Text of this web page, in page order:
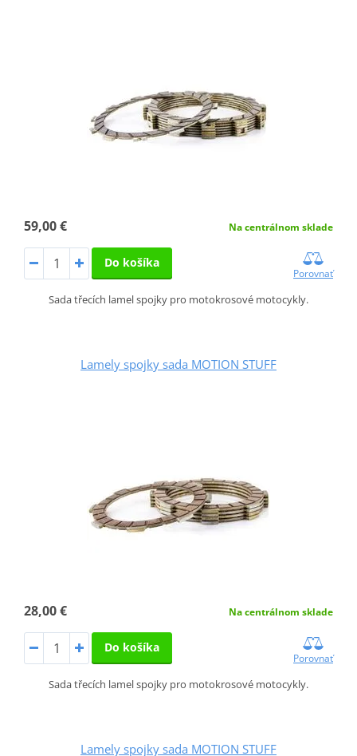
59,00 € Na centrálnom sklade
Do košíka
Porovnať
Sada třecích lamel spojky pro motokrosové motocykly.
Lamely spojky sada MOTION STUFF
28,00 € Na centrálnom sklade
Do košíka
Porovnať
Sada třecích lamel spojky pro motokrosové motocykly.
Lamely spojky sada MOTION STUFF